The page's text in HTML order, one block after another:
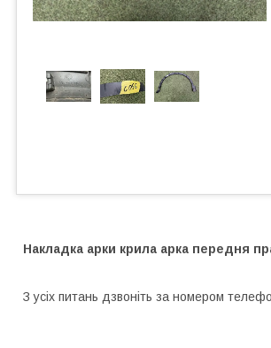
Накладка арки крила арка передня
З усіх питань дзвоніть за номером